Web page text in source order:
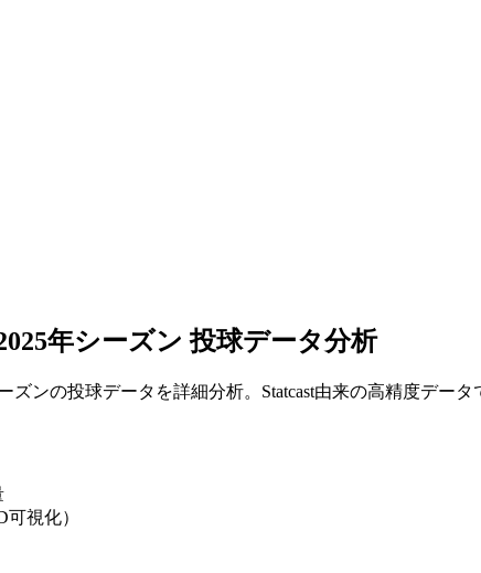
年シーズン 投球データ分析
ズンの投球データを詳細分析。Statcast由来の高精度デー
視化）